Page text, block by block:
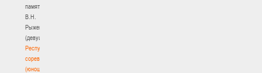
памяти
В.Н.
Рыженкова
(девушки)
Республиканские
соревнования
(юноши)